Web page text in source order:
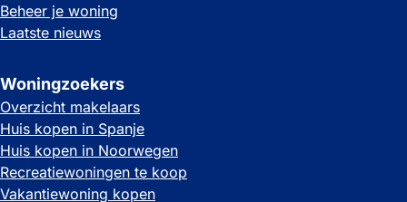
Beheer je woning
Laatste nieuws
Woningzoekers
Overzicht makelaars
Huis kopen in Spanje
Huis kopen in Noorwegen
Recreatiewoningen te koop
Vakantiewoning kopen